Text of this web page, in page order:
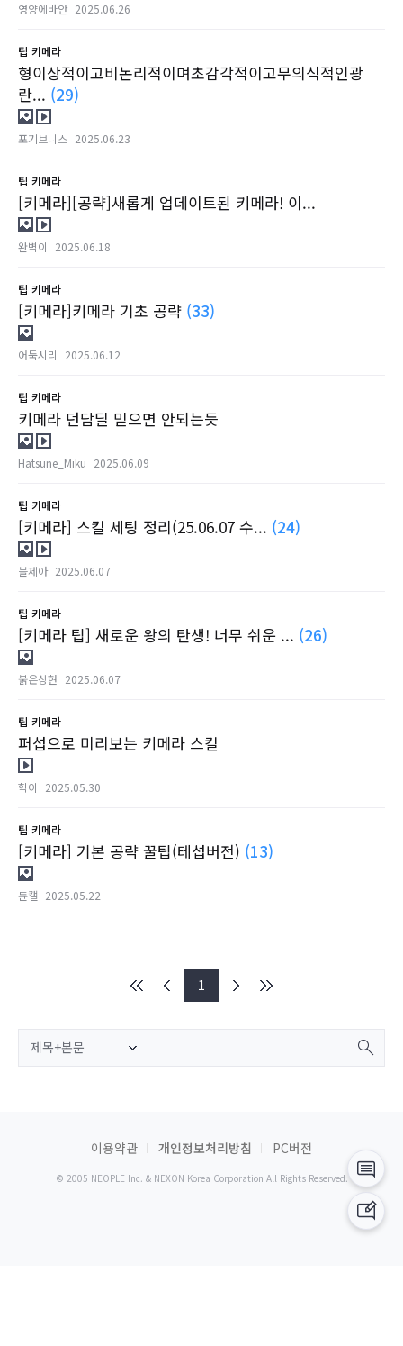
영양에바안 2025.06.26
팁 키메라
형이상적이고비논리적이며초감각적이고무의식적인광
란... (29)
포기브니스 2025.06.23
팁 키메라
[키메라][공략]새롭게 업데이트된 키메라! 이...
완벽이 2025.06.18
팁 키메라
[키메라]키메라 기초 공략 (33)
어둑시리 2025.06.12
팁 키메라
키메라 던담딜 믿으면 안되는듯
Hatsune_Miku 2025.06.09
팁 키메라
[키메라] 스킬 세팅 정리(25.06.07 수... (24)
블제아 2025.06.07
팁 키메라
[키메라 팁] 새로운 왕의 탄생! 너무 쉬운 ... (26)
붉은상현 2025.06.07
팁 키메라
퍼섭으로 미리보는 키메라 스킬
힉이 2025.05.30
팁 키메라
[키메라] 기본 공략 꿀팁(테섭버전) (13)
듄캘 2025.05.22
1
제목+본문
이용약관 개인정보처리방침 PC버전
© 2005 NEOPLE Inc. & NEXON Korea Corporation All Rights Reserved.